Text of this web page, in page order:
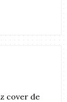
cover de